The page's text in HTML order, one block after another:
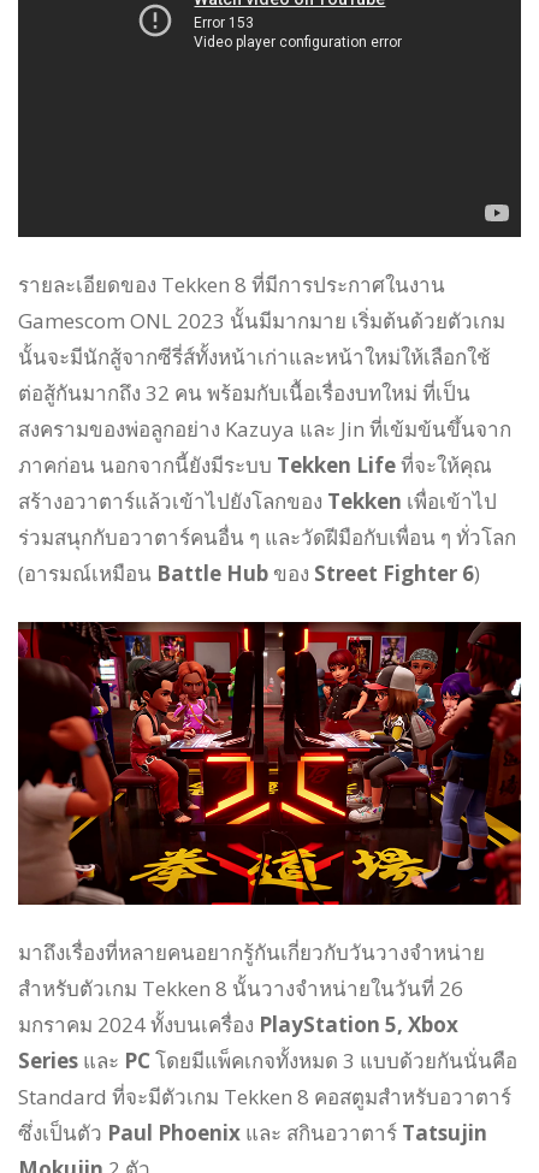
รายละเอียดของ Tekken 8 ที่มีการประกาศในงาน
Gamescom ONL 2023 นั้นมีมากมาย เริ่มต้นด้วยตัวเกม
นั้นจะมีนักสู้จากซีรี่ส์ทั้งหน้าเก่าและหน้าใหม่ให้เลือกใช้
ต่อสู้กันมากถึง 32 คน พร้อมกับเนื้อเรื่องบทใหม่ ที่เป็น
สงครามของพ่อลูกอย่าง Kazuya และ Jin ที่เข้มข้นขึ้นจาก
ภาคก่อน นอกจากนี้ยังมีระบบ Tekken Lifeที่จะให้คุณ
สร้างอวาตาร์แล้วเข้าไปยังโลกของ Tekken เพื่อเข้าไป
ร่วมสนุกกับอวาตาร์คนอื่น ๆ และวัดฝีมือกับเพื่อน ๆ ทั่วโลก
(อารมณ์เหมือน Battle Hub ของ Street Fighter 6)
มาถึงเรื่องที่หลายคนอยากรู้กันเกี่ยวกับวันวางจำหน่าย
สำหรับตัวเกม Tekken 8 นั้นวางจำหน่ายในวันที่ 26
มกราคม 2024 ทั้งบนเครื่อง PlayStation 5, Xbox
Series และ PCโดยมีแพ็คเกจทั้งหมด 3 แบบด้วยกันนั่นคือ
Standard ที่จะมีตัวเกม Tekken 8 คอสตูมสำหรับอวาตาร์
ซึ่งเป็นตัว Paul Phoenix และ สกินอวาตาร์ Tatsujin